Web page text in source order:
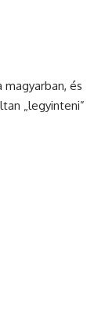
és
„legyinteni”